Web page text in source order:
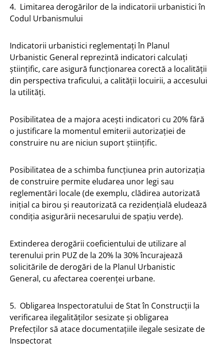
4. Limitarea derogărilor de la indicatorii urbanistici în
Codul Urbanismului
Indicatorii urbanistici reglementați în Planul
Urbanistic General reprezintă indicatori calculați
științific, care asigură funcționarea corectă a localității
din perspectiva traficului, a calității locuirii, a accesului
la utilități.
Posibilitatea de a majora acești indicatori cu 20% fără
o justificare la momentul emiterii autorizației de
construire nu are niciun suport științific.
Posibilitatea de a schimba funcțiunea prin autorizația
de construire permite eludarea unor legi sau
reglementări locale (de exemplu, clădirea autorizată
inițial ca birou și reautorizată ca rezidențială eludează
condiția asigurării necesarului de spațiu verde).
Extinderea derogării coeficientului de utilizare al
terenului prin PUZ de la 20% la 30% încurajează
solicitările de derogări de la Planul Urbanistic
General, cu afectarea coerenței urbane.
5. Obligarea Inspectoratului de Stat în Construcții la
verificarea ilegalităților sesizate și obligarea
Prefecților să atace documentațiile ilegale sesizate de
Inspectorat